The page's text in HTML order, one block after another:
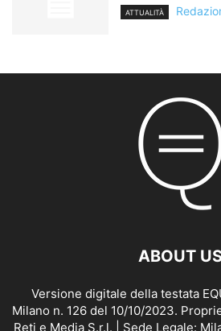
ATTUALITÀ
ABOUT
Versione digitale della testata
Milano n. 126 del 10/10/2023.
Reti e Media S.r.l. | Sede Legale: